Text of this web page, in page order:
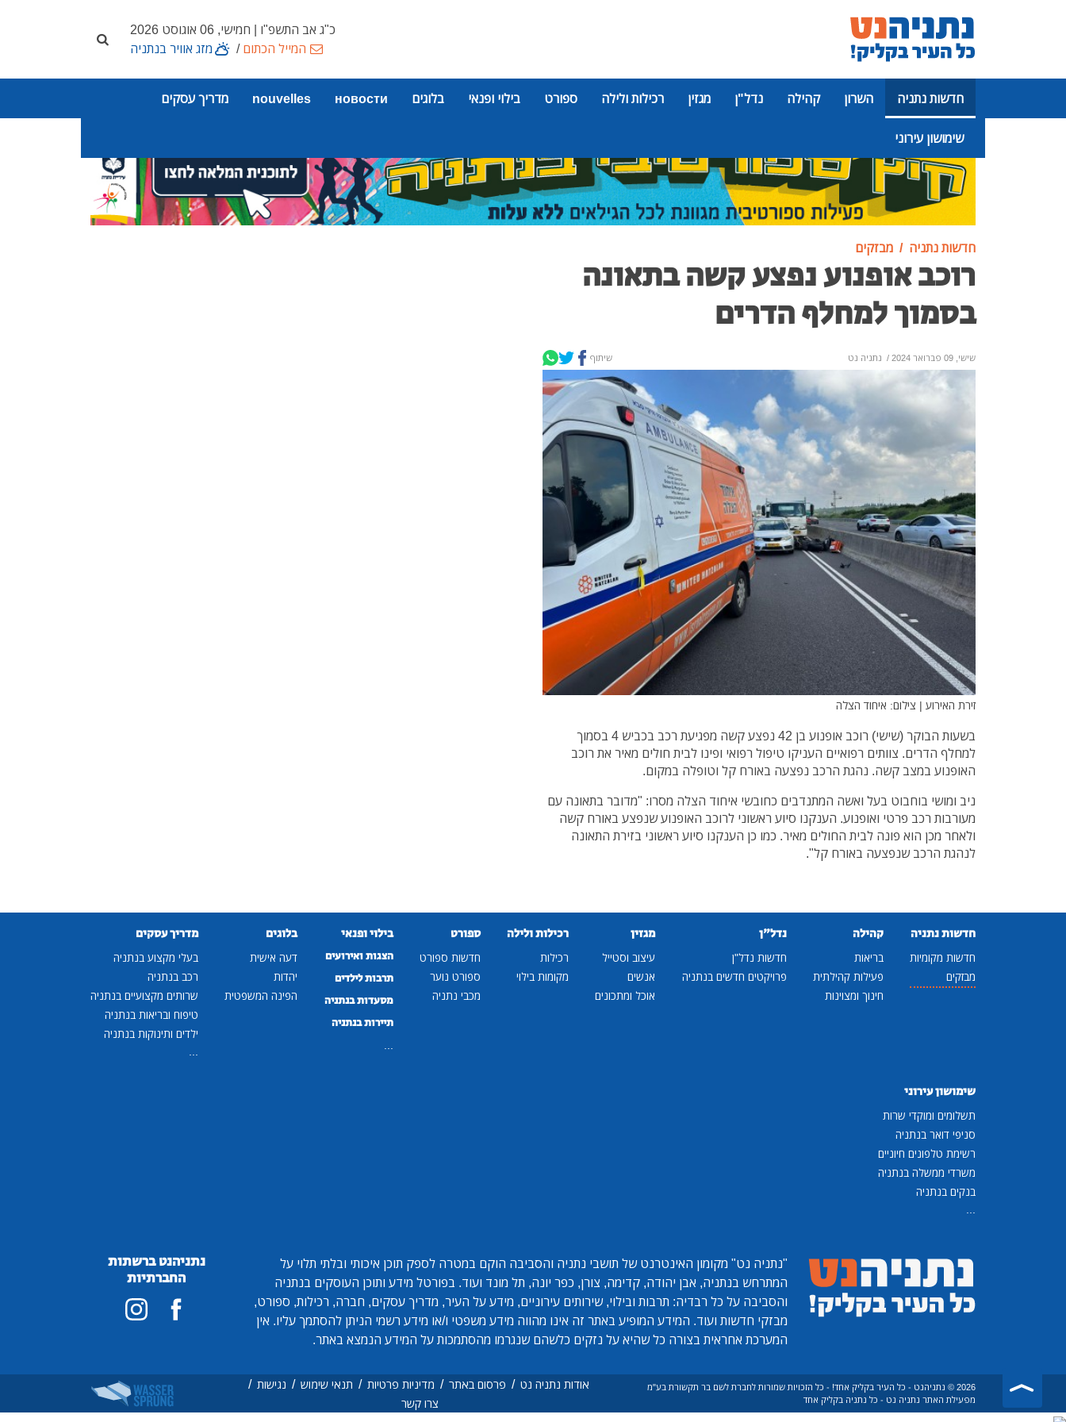
כ"ג אב התשפ"ו | חמישי, 06 אוגוסט 2026
המייל הכתום/ מזג אוויר בנתניה
חדשות נתניה השרון קהילה נדל"ן מגזין רכילות ולילה ספורט בילוי ופנאי בלוגים новости
nouvelles מדריך עסקים
שימושון עירוני
פרסומת
חדשות נתניה מבזקים
רוכב אופנוע נפצע קשה בתאונה
בסמוך למחלף הדרים
שישי, 09 פברואר 2024 / נתניה נט שיתוף
זירת האירוע | צילום: איחוד הצלה
בשעות הבוקר (שישי) רוכב אופנוע בן 42 נפצע קשה מפגיעת רכב בכביש 4 בסמוך
למחלף הדרים. צוותים רפואיים העניקו טיפול רפואי ופינו לבית חולים מאיר את רוכב
האופנוע במצב קשה. נהגת הרכב נפצעה באורח קל וטופלה במקום.
ניב ומושי בוחבוט בעל ואשה המתנדבים כחובשי איחוד הצלה מסרו: "מדובר בתאונה עם
מעורבות רכב פרטי ואופנוע. הענקנו סיוע ראשוני לרוכב האופנוע שנפצע באורח קשה
ולאחר מכן הוא פונה לבית החולים מאיר. כמו כן הענקנו סיוע ראשוני בזירת התאונה
לנהגת הרכב שנפצעה באורח קל".
חדשות נתניה
חדשות מקומיות
מבזקים
קהילה
בריאות
פעילות קהילתית
חינוך ומצוינות
נדל"ן
חדשות נדל"ן
פרויקטים חדשים בנתניה
מגזין
עיצוב וסטייל
אנשים
אוכל ומתכונים
רכילות ולילה
רכילות
מקומות בילוי
ספורט
חדשות ספורט
ספורט נוער
מכבי נתניה
בילוי ופנאי
הצגות ואירועים
תרבות לילדים
מסעדות בנתניה
תיירות בנתניה
בלוגים
דעה אישית
יהדות
הפינה המשפטית
מדריך עסקים
בעלי מקצוע בנתניה
רכב בנתניה
שרותים מקצועיים בנתניה
טיפוח ובריאות בנתניה
ילדים ותינוקות בנתניה
שימושון עירוני
תשלומים ומוקדי שרות
סניפי דואר בנתניה
רשימת טלפונים חיוניים
משרדי ממשלה בנתניה
בנקים בנתניה
"נתניה נט" מקומון האינטרנט של תושבי נתניה והסביבה הוקם במטרה לספק תוכן איכותי ובלתי תלוי על
המתרחש בנתניה, אבן יהודה, קדימה, צורן, כפר יונה, תל מונד ועוד. בפורטל מידע ותוכן העוסקים בנתניה
והסביבה על כל רבדיה: תרבות ובילוי, שירותים עירוניים, מידע על העיר, מדריך עסקים, חברה, רכילות, ספורט,
מבזקי חדשות ועוד. המידע המופיע באתר זה אינו מהווה מידע משפטי ו/או מידע רשמי הניתן להסתמך עליו. אין
המערכת אחראית בצורה כל שהיא על נזקים כלשהם שנגרמו מהסתמכות על המידע הנמצא באתר.
נתניהנט ברשתות
החברתיות
2026 © נתניהנט - כל העיר בקליק אחד! - כל הזכויות שמורות לחברת לשם בר תקשורת בע"מ
מפעילת האתר נתניה נט - כל נתניה בקליק אחד
אודות נתניה נט / פרסום באתר / מדיניות פרטיות / תנאי שימוש / נגישות /
צרו קשר